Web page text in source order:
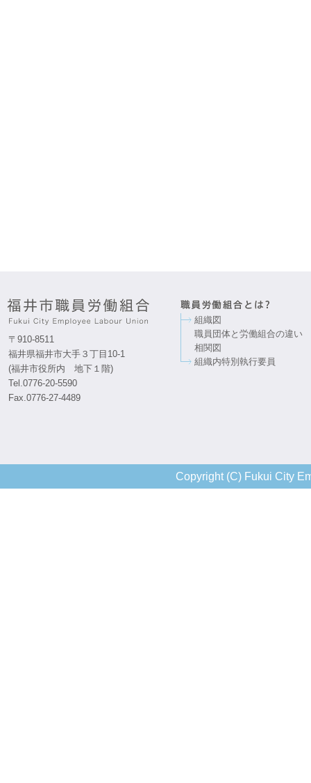
〒910-8511
福井県福井市大手３丁目10-1
(福井市役所内 地下１階)
Tel.0776-20-5590
Fax.0776-27-4489
組織図
職員団体と労働組合の違い
相関図
組織内特別執行要員
Copyright (C) Fukui City